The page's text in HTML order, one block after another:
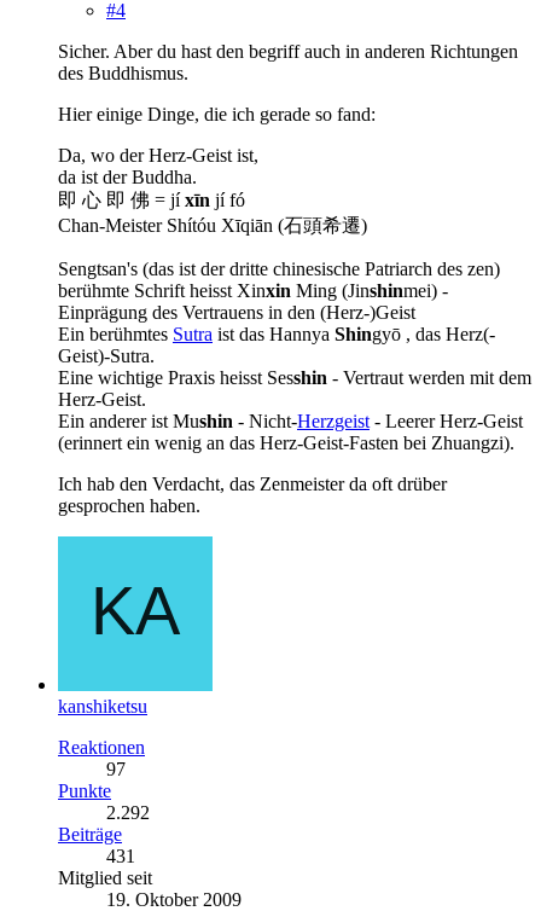
#4
Sicher. Aber du hast den begriff auch in anderen Richtungen
des Buddhismus.
Hier einige Dinge, die ich gerade so fand:
Da, wo der Herz-Geist ist,
da ist der Buddha.
即 心 即 佛 = jíxīn jí fó
Chan-Meister Shítóu Xīqiān (石頭希遷)
Sengtsan's (das ist der dritte chinesische Patriarch des zen)
berühmte Schrift heisst Xinxin Ming (Jinshinmei) -
Einprägung des Vertrauens in den (Herz-)Geist
Ein berühmtes Sutra ist das Hannya Shingyō , das Herz(-
Geist)-Sutra.
Eine wichtige Praxis heisst Sesshin - Vertraut werden mit dem
Herz-Geist.
Ein anderer ist Mushin - Nicht-Herzgeist - Leerer Herz-Geist
(erinnert ein wenig an das Herz-Geist-Fasten bei Zhuangzi).
Ich hab den Verdacht, das Zenmeister da oft drüber
gesprochen haben.
kanshiketsu
Reaktionen
97
Punkte
2.292
Beiträge
431
Mitglied seit
19. Oktober 2009